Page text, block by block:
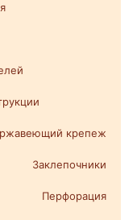
крепеж
Заклепочники
Перфорация